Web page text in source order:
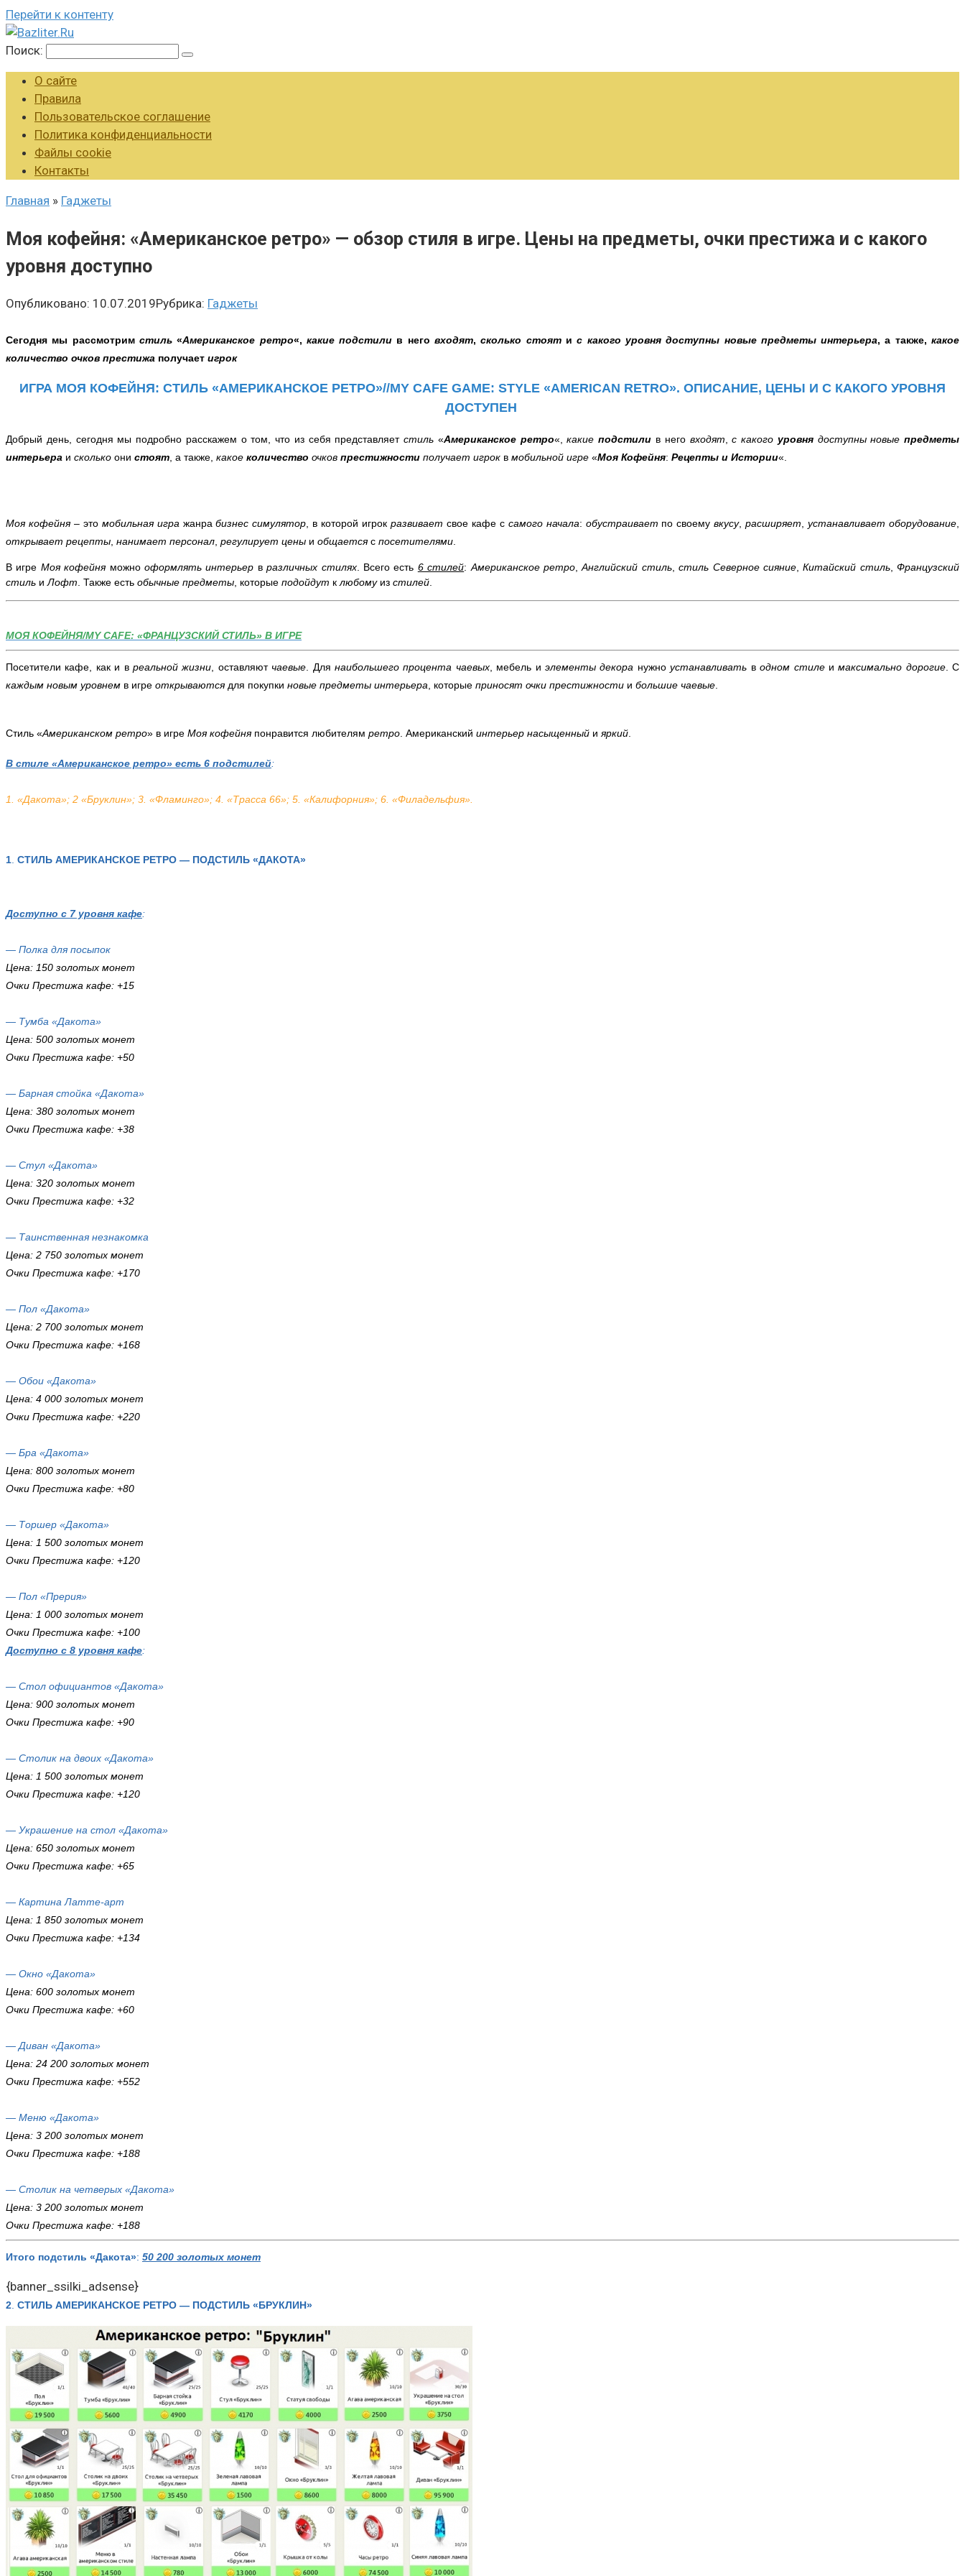
Перейти к контенту
Поиск:
О сайте
Правила
Пользовательское соглашение
Политика конфиденциальности
Файлы cookie
Контакты
Главная » Гаджеты
Моя кофейня: «Американское ретро» — обзор стиля в игре. Цены на предметы, очки престижа и с какого
уровня доступно
Опубликовано: 10.07.2019Рубрика: Гаджеты
Сегодня мы рассмотрим стиль«Американское ретро«, какие подстили в неговходят,сколько стоятис какого уровня доступны новые предметы интерьера, а также,какое
количество очков престижа получает игрок
ИГРА МОЯ КОФЕЙНЯ: СТИЛЬ «АМЕРИКАНСКОЕ РЕТРО»//MY CAFE GAME: STYLE «AMERICAN RETRO». ОПИСАНИЕ, ЦЕНЫ И С КАКОГО УРОВНЯ
ДОСТУПЕН
Добрый день, сегодня мы подробно расскажем о том,что из себя представляетстиль «Американское ретро«,какиеподстили в него входят,с какого уровня доступны новыепредметы
интерьера и сколько они стоят, а также, какое количество очков престижности получает игрок в мобильной игре «Моя Кофейня: Рецепты и Истории«.
Моя кофейня– это мобильная игражанрабизнес симулятор, в которой игрокразвивает свое кафе с самого начала: обустраивает по своемувкусу,расширяет,устанавливает оборудование,
открывает рецепты, нанимает персонал, регулирует цены и общаетсяс посетителями.
В игре Моя кофейняможно оформлять интерьер вразличных стилях. Всего есть 6 стилей:Американское ретро,Английский стиль,стиль Северное сияние,Китайский стиль,Французский
стиль иЛофт. Также есть обычные предметы, которые подойдут клюбому из стилей.
МОЯ КОФЕЙНЯ/MY CAFE: «ФРАНЦУЗСКИЙ СТИЛЬ» В ИГРЕ
Посетители кафе, как и вреальной жизни , оставляют чаевые . Длянаибольшего процента чаевых, мебель иэлементы декора нужноустанавливать водном стилеимаксимально дорогие. С
каждым новым уровнем в игре открываются для покупки новые предметы интерьера , которые приносят очки престижности и большие чаевые
Стиль «Американском ретро» в игре Моя кофейняпонравится любителям ретро . Американский интерьер насыщенный и яркий
В стиле «Американское ретро» есть 6 подстилей:
1. «Дакота»; 2 «Бруклин»; 3. «Фламинго»; 4. «Трасса 66»; 5. «Калифорния»; 6. «Филадельфия».
1 СТИЛЬ АМЕРИКАНСКОЕ РЕТРО — ПОДСТИЛЬ «ДАКОТА»
Доступно с 7 уровня кафе:
— Полка для посыпок
Цена: 150 золотых монет
Очки Престижа кафе: +15
— Тумба «Дакота»
Цена: 500 золотых монет
Очки Престижа кафе: +50
— Барная стойка «Дакота»
Цена: 380 золотых монет
Очки Престижа кафе: +38
— Стул «Дакота»
Цена: 320 золотых монет
Очки Престижа кафе: +32
— Таинственная незнакомка
Цена: 2 750 золотых монет
Очки Престижа кафе: +170
— Пол «Дакота»
Цена: 2 700 золотых монет
Очки Престижа кафе: +168
— Обои «Дакота»
Цена: 4 000 золотых монет
Очки Престижа кафе: +220
— Бра «Дакота»
Цена: 800 золотых монет
Очки Престижа кафе: +80
— Торшер «Дакота»
Цена: 1 500 золотых монет
Очки Престижа кафе: +120
— Пол «Прерия»
Цена: 1 000 золотых монет
Очки Престижа кафе: +100
Доступно с 8 уровня кафе:
— Стол официантов «Дакота»
Цена: 900 золотых монет
Очки Престижа кафе: +90
— Столик на двоих «Дакота»
Цена: 1 500 золотых монет
Очки Престижа кафе: +120
— Украшение на стол «Дакота»
Цена: 650 золотых монет
Очки Престижа кафе: +65
— Картина Латте-арт
Цена: 1 850 золотых монет
Очки Престижа кафе: +134
— Окно «Дакота»
Цена: 600 золотых монет
Очки Престижа кафе: +60
— Диван «Дакота»
Цена: 24 200 золотых монет
Очки Престижа кафе: +552
— Меню «Дакота»
Цена: 3 200 золотых монет
Очки Престижа кафе: +188
— Столик на четверых «Дакота»
Цена: 3 200 золотых монет
Очки Престижа кафе: +188
Итого подстиль «Дакота»: 50 200 золотых монет
{banner_ssilki_adsense}
2 СТИЛЬ АМЕРИКАНСКОЕ РЕТРО — ПОДСТИЛЬ «БРУКЛИН»